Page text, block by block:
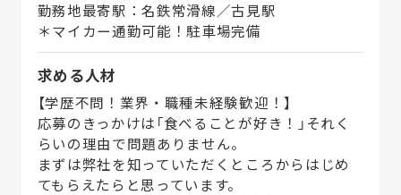
勤務地最寄駅：名鉄常滑線／古見駅
＊マイカー通勤可能！駐車場完備
求める人材
【学歴不問！業界・職種未経験歓迎！】
応募のきっかけは「食べることが好き！」それく
らいの理由で問題ありません。
まずは弊社を知っていただくところからはじめ
てもらえたらと思っています。